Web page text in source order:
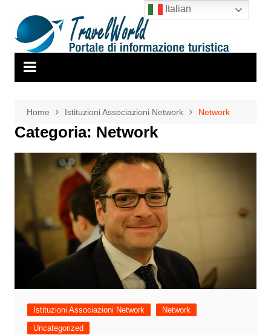
contenuto
Home Istituzioni Associazioni Network Network
Categoria: Network
Istituzioni Associazioni Network
Network
Uncategorized
Italian